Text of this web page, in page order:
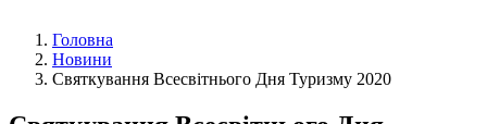
Рядок
навіґації
Головна
Новини
Святкування Всесвітнього Дня Туризму 2020